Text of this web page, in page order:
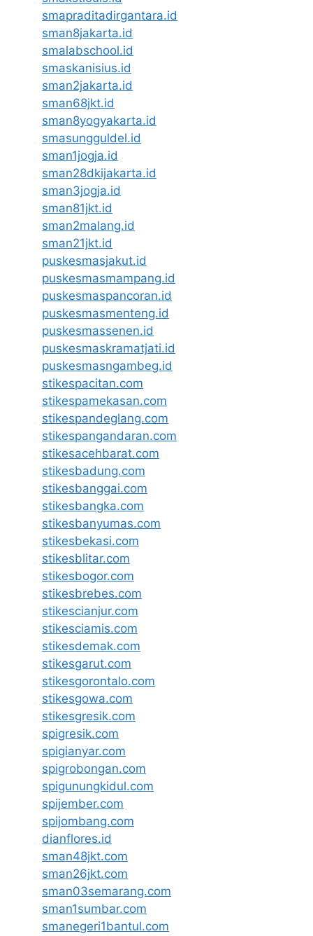
smapraditadirgantara.id
sman8jakarta.id
smalabschool.id
smaskanisius.id
sman2jakarta.id
sman68jkt.id
sman8yogyakarta.id
smasungguldel.id
sman1jogja.id
sman28dkijakarta.id
sman3jogja.id
sman81jkt.id
sman2malang.id
sman21jkt.id
puskesmasjakut.id
puskesmasmampang.id
puskesmaspancoran.id
puskesmasmenteng.id
puskesmassenen.id
puskesmaskramatjati.id
puskesmasngambeg.id
stikespacitan.com
stikespamekasan.com
stikespandeglang.com
stikespangandaran.com
stikesacehbarat.com
stikesbadung.com
stikesbanggai.com
stikesbangka.com
stikesbanyumas.com
stikesbekasi.com
stikesblitar.com
stikesbogor.com
stikesbrebes.com
stikescianjur.com
stikesciamis.com
stikesdemak.com
stikesgarut.com
stikesgorontalo.com
stikesgowa.com
stikesgresik.com
spigresik.com
spigianyar.com
spigrobongan.com
spigunungkidul.com
spijember.com
spijombang.com
dianflores.id
sman48jkt.com
sman26jkt.com
sman03semarang.com
sman1sumbar.com
smanegeri1bantul.com